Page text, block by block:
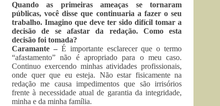
Quando as primeiras ameaças se tornaram
públicas, você disse que continuaria a fazer o seu
trabalho. Imagino que deve ter sido difícil tomar a
decisão de se afastar da redação. Como esta
decisão foi tomada?
Caramante – É importante esclarecer que o termo
“afastamento” não é apropriado para o meu caso.
Continuo exercendo minhas atividades profissionais,
onde quer que eu esteja. Não estar fisicamente na
redação me causa impedimentos que são irrisórios
frente à necessidade atual de garantia da integridade,
minha e da minha família.